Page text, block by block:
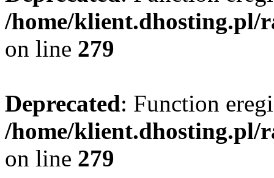
/home/klient.dhosting.pl/
on line 279
Deprecated: Function
/home/klient.dhosting.pl/
on line 279